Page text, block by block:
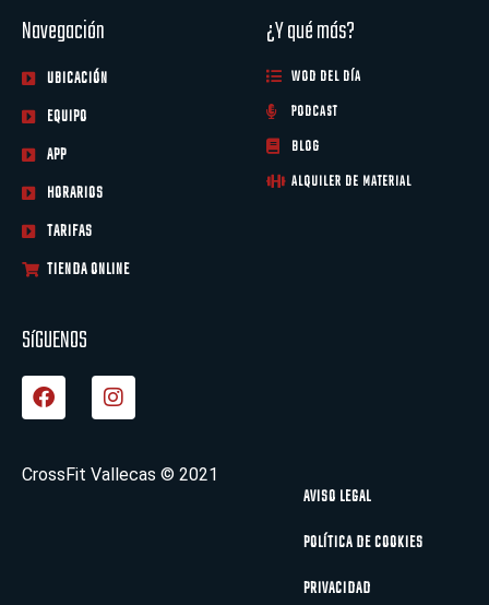
Navegación
UBICACIÓN
EQUIPO
APP
HORARIOS
TARIFAS
TIENDA ONLINE
¿Y qué más?
WOD DEL DÍA
PODCAST
BLOG
ALQUILER DE MATERIAL
SíGUENOS
F
a
b
I
n
a
CrossFit Vallecas © 2021
AVISO LEGAL
POLÍTICA DE COOKIES
PRIVACIDAD